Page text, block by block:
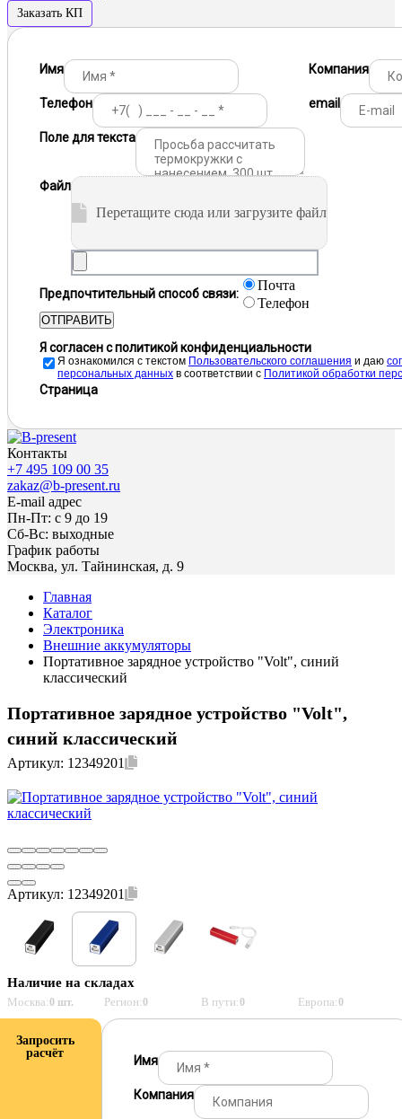
Заказать КП
Имя Компания
Телефон email
Поле для текста
Файл
Перетащите сюда или загрузите файл
Предпочтительный способ связи:
Почта
Телефон
ОТПРАВИТЬ
Я согласен с политикой конфиденциальности
Я ознакомился с текстом Пользовательского соглашения и даю
персональных данных в соответствии с Политикой обработки
Страница
Контакты
+7 495 109 00 35
zakaz@b-present.ru
E-mail адрес
Пн-Пт: с 9 до 19
Сб-Вс: выходные
График работы
Москва, ул. Тайнинская, д. 9
Главная
Каталог
Электроника
Внешние аккумуляторы
Портативное зарядное устройство "Volt", синий
классический
Портативное зарядное устройство "Volt",
синий классический
Артикул: 12349201
Артикул: 12349201
Наличие на складах
Москва:0 шт. Регион:0 В пути:0 Европа:0
Запросить
расчёт
Имя
Компания